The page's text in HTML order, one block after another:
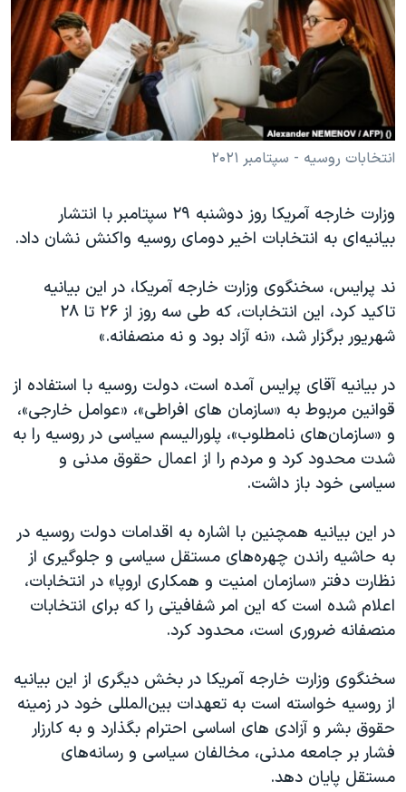
فرهنگ و زندگی
حقوق شهروندی
اقتصادی
آرشیو پخش زنده
مستندها
انتخابات ریاست جمهوری آمریکا ۲۰۲۴
حمله جمهوری اسلامی به اسرائیل
مجموعه مستندهای دادخواهی
تریبونال مردمی آبان ۹۸
دادگاه حمید نوری
چهل سال گروگان‌گیری
قانون شفافیت دارائی کادر رهبری ایران
اعتراضات مردمی آبان ۹۸
اسرائیل در جنگ
نرگس محمدی برنده جایزه نوبل صلح
همایش محافظه‌کاران آمریکا «سی‌پک»
سفر پرزیدنت ترامپ به چین
دنبال کنید
زبانهای مختلف
انتخابات روسیه - سپتامبر ۲۰۲۱
وزارت خارجه آمریکا روز دوشنبه ۲۹ سپتامبر با انتشار
بیانیه‌ای به انتخابات اخیر دومای روسیه واکنش نشان داد.
ند پرایس، سخنگوی وزارت خارجه آمریکا، در این بیانیه
تاکید کرد، این انتخابات، که طی سه روز از ۲۶ تا ۲۸
شهریور برگزار شد، «نه آزاد بود و نه منصفانه.»
در بیانیه آقای پرایس آمده است، دولت روسیه با استفاده از
قوانین مربوط به «سازمان های افراطی»، «عوامل خارجی»،
و «سازمان‌های نامطلوب»، پلورالیسم سیاسی در روسیه را به
شدت محدود کرد و مردم را از اعمال حقوق مدنی و
سیاسی خود باز داشت.
در این بیانیه همچنین با اشاره به اقدامات دولت روسیه در
به حاشیه راندن چهره‌‌های مستقل سیاسی و جلوگیری از
نظارت دفتر «سازمان امنیت و همکاری اروپا» در انتخابات،
اعلام شده است که این امر شفافیتی را که برای انتخابات
منصفانه ضروری است، محدود کرد.
سخنگوی وزارت خارجه آمریکا در بخش دیگری از این بیانیه
از روسیه خواسته است به تعهدات بین‌المللی خود در زمینه
حقوق بشر و آزادی های اساسی احترام بگذارد و به کارزار
فشار بر جامعه مدنی، مخالفان سیاسی و رسانه‌های
مستقل پایان دهد.